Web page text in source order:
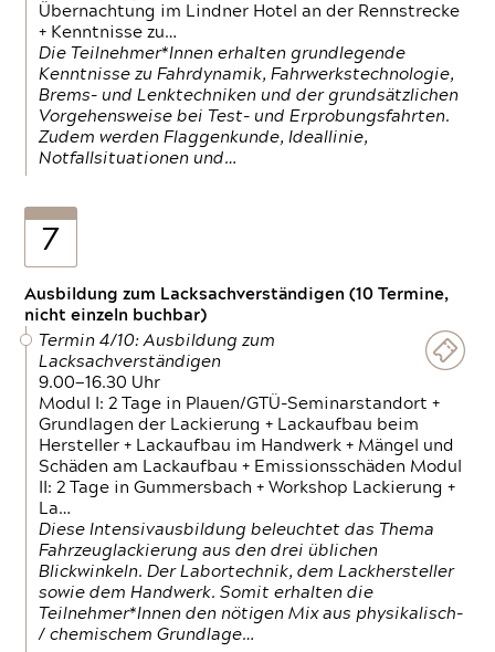
Übernachtung im Lindner Hotel an der Rennstrecke
+ Kenntnisse zu…
Die Teilnehmer*Innen erhalten grundlegende
Kenntnisse zu Fahrdynamik, Fahrwerkstechnologie,
Brems- und Lenktechniken und der grundsätzlichen
Vorgehensweise bei Test- und Erprobungsfahrten.
Zudem werden Flaggenkunde, Ideallinie,
Notfallsituationen und…
7
Ausbildung zum Lacksachverständigen (10 Termine,
nicht einzeln buchbar)
Termin 4/10: Ausbildung zum
Lacksachverständigen
9.00—16.30 Uhr
Modul I: 2 Tage in Plauen/GTÜ-Seminarstandort +
Grundlagen der Lackierung + Lackaufbau beim
Hersteller + Lackaufbau im Handwerk + Mängel und
Schäden am Lackaufbau + Emissionsschäden Modul
II: 2 Tage in Gummersbach + Workshop Lackierung +
La…
Diese Intensivausbildung beleuchtet das Thema
Fahrzeuglackierung aus den drei üblichen
Blickwinkeln. Der Labortechnik, dem Lackhersteller
sowie dem Handwerk. Somit erhalten die
Teilnehmer*Innen den nötigen Mix aus physikalisch-
/ chemischem Grundlage…